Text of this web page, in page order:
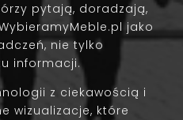
pytają, doradzają,
jako
nie tylko
informacji.
z ciekawością i
wizualizacje, które